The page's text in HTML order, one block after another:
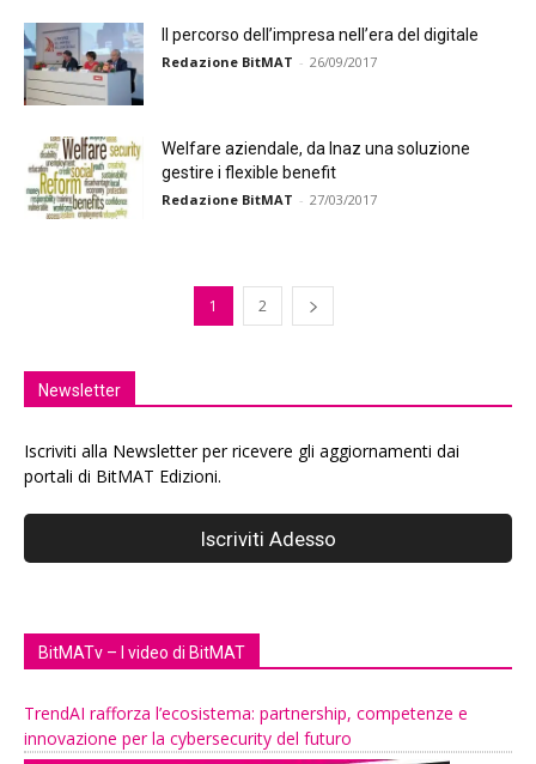
Il percorso dell’impresa nell’era del digitale
Redazione BitMAT - 26/09/2017
Welfare aziendale, da Inaz una soluzione
gestire i flexible benefit
Redazione BitMAT - 27/03/2017
1 2
Newsletter
Iscriviti alla Newsletter per ricevere gli aggiornamenti dai
portali di BitMAT Edizioni.
BitMATv – I video di BitMAT
TrendAI rafforza l’ecosistema: partnership, competenze e
innovazione per la cybersecurity del futuro